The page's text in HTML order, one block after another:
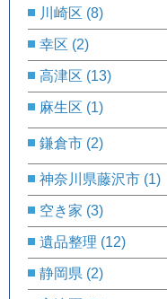
川崎区 (8)
幸区 (2)
高津区 (13)
麻生区 (1)
鎌倉市 (2)
神奈川県藤沢市 (1)
空き家 (3)
遺品整理 (12)
静岡県 (2)